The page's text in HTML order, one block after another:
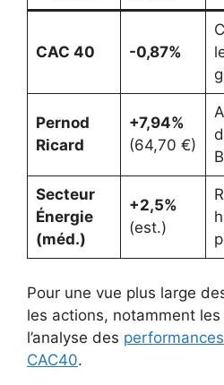
CAC 40 -0,87%
Pernod
Ricard
+7,94%
(64,70 €)
Secteur
Énergie
(méd.)
+2,5%
(est.)
Pour une vue plus large
les actions, notamment
l’analyse des
CAC40.